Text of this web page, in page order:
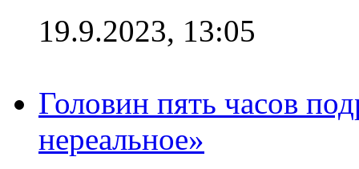
19.9.2023, 13:05
Головин пять часов
нереальное»